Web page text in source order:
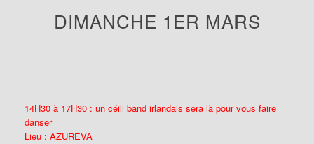
DIMANCHE 1ER MARS
14H30 à 17H30 : un céili band irlandais sera là pour vous faire
danser
Lieu : AZUREVA